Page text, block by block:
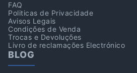
FAQ
Politicas de Privacidade
Avisos Legais
Condições de Venda
Trocas e Devoluções
Livro de reclamações Electrónico
BLOG